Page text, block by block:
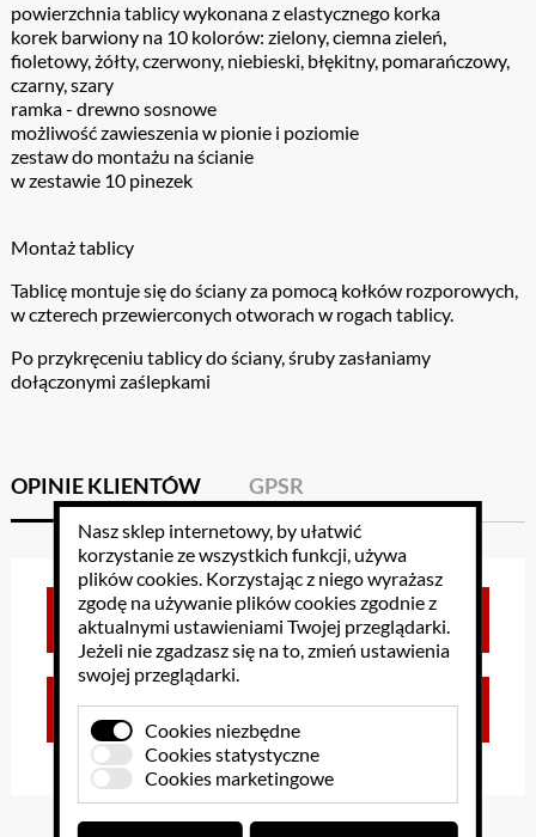
powierzchnia tablicy wykonana z elastycznego korka
korek barwiony na 10 kolorów: zielony, ciemna zieleń,
fioletowy, żółty, czerwony, niebieski, błękitny, pomarańczowy,
czarny, szary
ramka - drewno sosnowe
możliwość zawieszenia w pionie i poziomie
zestaw do montażu na ścianie
w zestawie 10 pinezek
Montaż tablicy
Tablicę montuje się do ściany za pomocą kołków rozporowych,
w czterech przewierconych otworach w rogach tablicy.
Po przykręceniu tablicy do ściany, śruby zasłaniamy
dołączonymi zaślepkami
OPINIE KLIENTÓW GPSR
Brak opinii dla towaru
Zaloguj się, aby dodać opinię
Nasz sklep internetowy, by ułatwić
korzystanie ze wszystkich funkcji, używa
plików cookies. Korzystając z niego wyrażasz
zgodę na używanie plików cookies zgodnie z
aktualnymi ustawieniami Twojej przeglądarki.
Jeżeli nie zgadzasz się na to, zmień ustawienia
swojej przeglądarki.
Cookies niezbędne
Cookies statystyczne
Cookies marketingowe